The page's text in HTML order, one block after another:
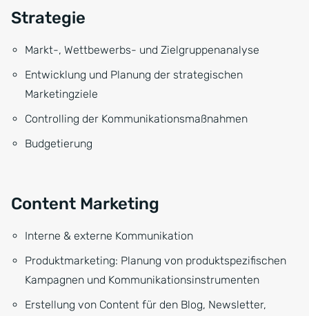
Strategie
Markt-, Wettbewerbs- und Zielgruppenanalyse
Entwicklung und Planung der strategischen
Marketingziele
Controlling der Kommunikationsmaßnahmen
Budgetierung
Content Marketing
Interne & externe Kommunikation
Produktmarketing: Planung von produktspezifischen
Kampagnen und Kommunikationsinstrumenten
Erstellung von Content für den Blog, Newsletter,